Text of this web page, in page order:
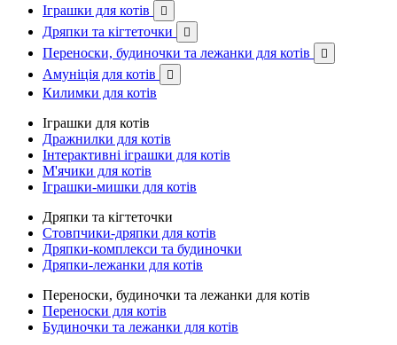
Іграшки для котів

Дряпки та кігтеточки 
Переноски, будиночки та лежанки для котів 
Амуніція для котів 
Килимки для котів
Іграшки для котів
Дражнилки для котів
Інтерактивні іграшки для котів
М'ячики для котів
Іграшки-мишки для котів
Дряпки та кігтеточки
Стовпчики-дряпки для котів
Дряпки-комплекси та будиночки
Дряпки-лежанки для котів
Переноски, будиночки та лежанки для котів
Переноски для котів
Будиночки та лежанки для котів